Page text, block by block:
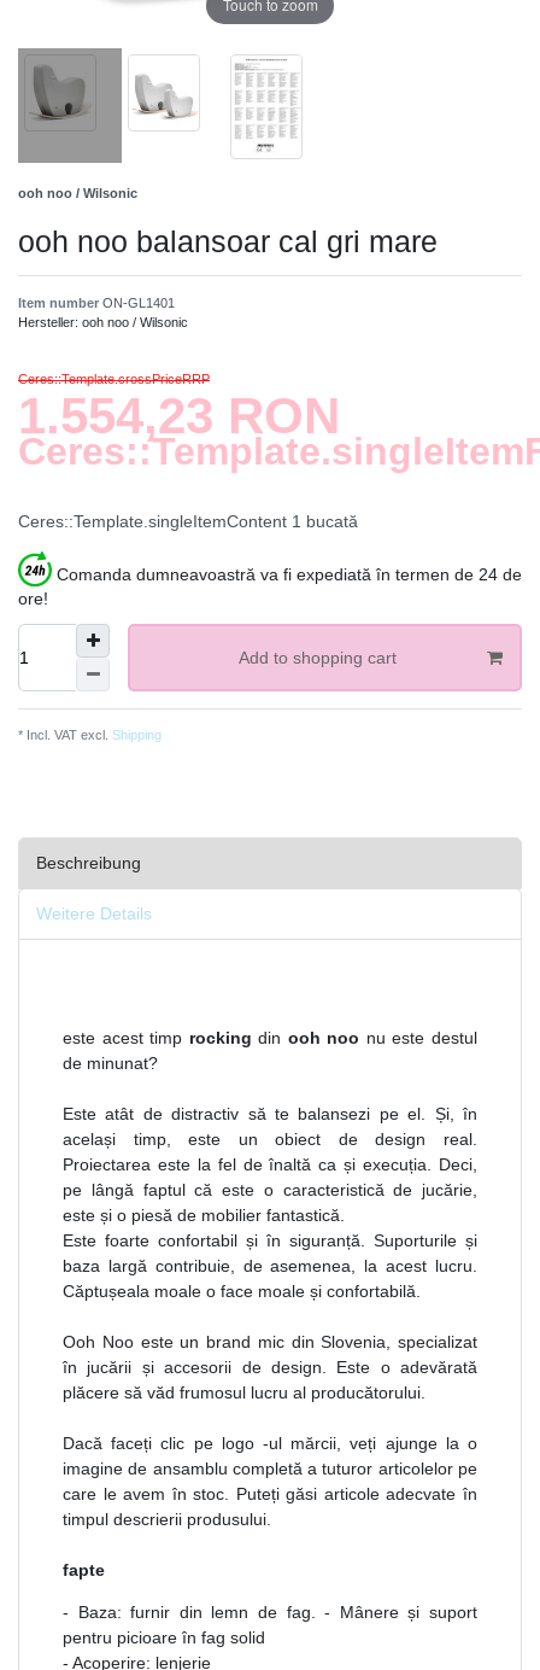
Touch to zoom
ooh noo / Wilsonic
ooh noo balansoar cal gri mare
Item number ON-GL1401
Hersteller: ooh noo / Wilsonic
Ceres::Template.crossPriceRRP
1.554,23 RON
Ceres::Template.singleItemContent 1 bucată
Comanda dumneavoastră va fi expediată în termen de 24 de
ore!
Add to shopping cart
* Incl. VAT excl. Shipping
Beschreibung
Weitere Details
este acest timp rockingdin ooh noo nu este destul
de minunat?
Este atât de distractiv să te balansezi pe el. Și, în
același timp, este un obiect de design real.
Proiectarea este la fel de înaltă ca și execuția. Deci,
pe lângă faptul că este o caracteristică de jucărie,
este și o piesă de mobilier fantastică.
Este foarte confortabil și în siguranță. Suporturile și
baza largă contribuie, de asemenea, la acest lucru.
Căptușeala moale o face moale și confortabilă.
Ooh Noo este un brand mic din Slovenia, specializat
în jucării și accesorii de design. Este o adevărată
plăcere să văd frumosul lucru al producătorului.
Dacă faceți clic pe logo -ul mărcii, veți ajunge la o
imagine de ansamblu completă a tuturor articolelor pe
care le avem în stoc. Puteți găsi articole adecvate în
timpul descrierii produsului.
fapte
- Baza: furnir din lemn de fag. - Mânere și suport
pentru picioare în fag solid
- Acoperire: lenjerie